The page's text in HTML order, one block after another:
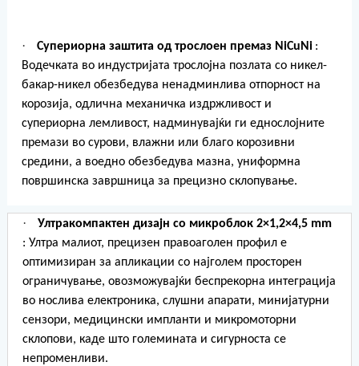
· Супериорна заштита од трослоен премаз NiCuNi :
Водечката во индустријата трослојна позлата со никел-
бакар-никел обезбедува ненадминлива отпорност на
корозија, одлична механичка издржливост и
супериорна лемливост, надминувајќи ги еднослојните
премази во сурови, влажни или благо корозивни
средини, а воедно обезбедува мазна, униформна
површинска завршница за прецизно склопување.
·
Ултракомпактен дизајн со микроблок 2×1,2×4,5 mm
: Ултра малиот, прецизен правоаголен профил е
оптимизиран за апликации со најголем просторен
ограничување, овозможувајќи беспрекорна интеграција
во нослива електроника, слушни апарати, минијатурни
сензори, медицински импланти и микромоторни
склопови, каде што големината и сигурноста се
непроменливи.